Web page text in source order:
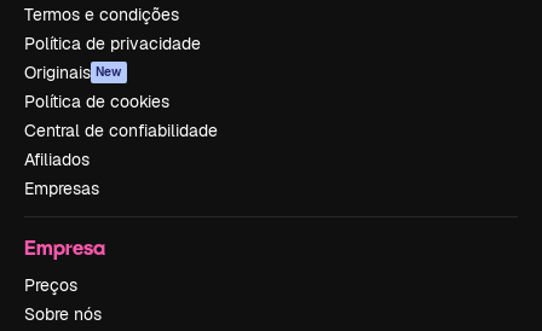
Termos e condições
Política de privacidade
Originais New
Política de cookies
Central de confiabilidade
Afiliados
Empresas
Empresa
Preços
Sobre nós